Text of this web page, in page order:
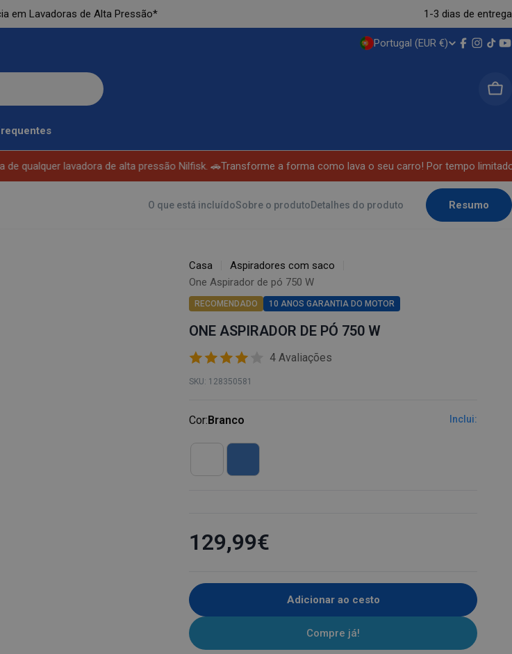
em Lavadoras de Alta Pressão* 1-3 dias de entrega
P
/
R
E
Portugal (EUR €)
Facebook
qualquer lavadora de alta pressão Nilfisk. 🚗Transforme a forma como lava o seu carro! Por tempo limitado,
O que está incluídoSobre o produto Detalhes do produto Resumo
Casa
Aspiradores com saco
One Aspirador de pó 750 W
RECOMENDADO 10 ANOS GARANTIA DO MOTOR
ONE ASPIRADOR DE PÓ 750 W
4 Avaliações
SKU: 128350581
Cor:Branco Inclui:
129,99€
Adicionar ao cesto
Compre já!